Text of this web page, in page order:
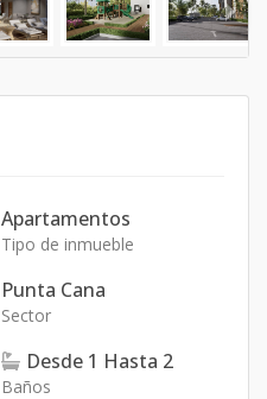
Apartamentos
Tipo de inmueble
Punta Cana
Sector
Desde 1 Hasta 2
Baños